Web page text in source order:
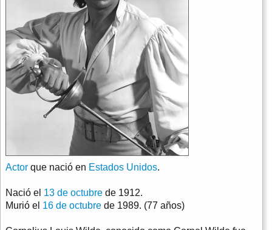
Actor que nació en Estados Unidos.
Nació el 13 de octubre de 1912.
Murió el 16 de octubre de 1989. (77 años)